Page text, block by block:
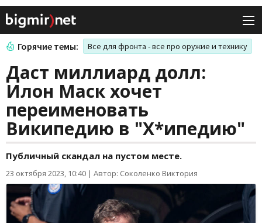
Горячие темы: Все для фронта - все про оружие и технику
Даст миллиард долл:
Илон Маск хочет
переименовать
Википедию в "Х*ипедию"
Публичный скандал на пустом месте.
23 октября 2023, 10:40 | Автор: Соколенко Виктория